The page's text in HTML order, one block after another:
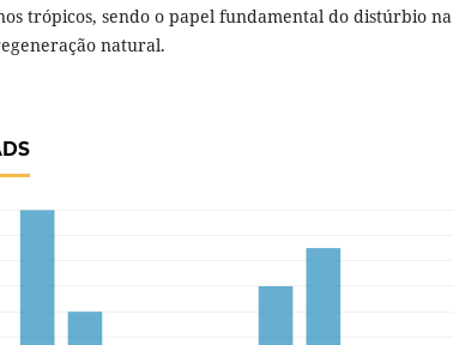
trópicos, sendo o papel fundamental do distúrbio na
natural.